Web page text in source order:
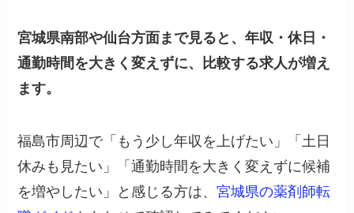
宮城県南部や仙台方面まで見ると、年収・休日・
通勤時間を大きく変えずに、比較する求人が増え
ます。
福島市周辺で「もう少し年収を上げたい」「土日
休みも見たい」「通勤時間を大きく変えずに候補
を増やしたい」と感じる方は、宮城県の薬剤師転